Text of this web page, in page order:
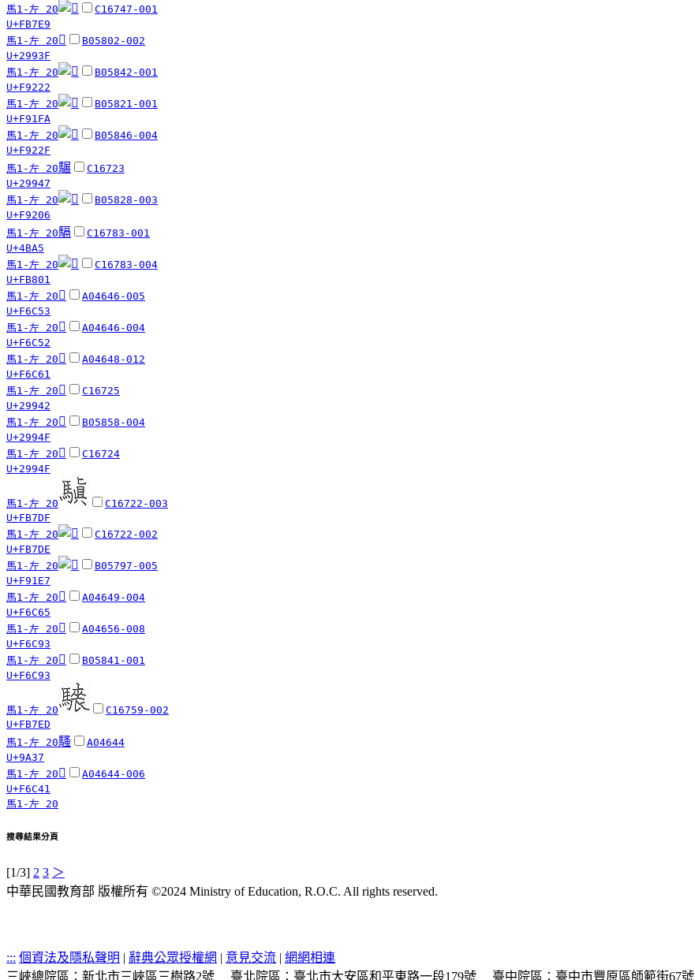
馬1-左 20
C16747-001
U+FB7E9
馬1-左 20 𩤿
B05802-002
U+2993F
馬1-左 20
B05842-001
U+F9222
馬1-左 20
B05821-001
U+F91FA
馬1-左 20
B05846-004
U+F922F
馬1-左 20𩥇
C16723
U+29947
馬1-左 20
B05828-003
U+F9206
馬1-左 20䮥
C16783-001
U+4BA5
馬1-左 20
C16783-004
U+FB801
馬1-左 20 󶱓
A04646-005
U+F6C53
馬1-左 20 󶱒
A04646-004
U+F6C52
馬1-左 20 󶱡
A04648-012
U+F6C61
馬1-左 20 𩥂
C16725
U+29942
馬1-左 20 𩥏
B05858-004
U+2994F
馬1-左 20 𩥏
C16724
U+2994F
馬1-左 20
C16722-003
U+FB7DF
馬1-左 20
C16722-002
U+FB7DE
馬1-左 20
B05797-005
U+F91E7
馬1-左 20 󶱥
A04649-004
U+F6C65
馬1-左 20 󶲓
A04656-008
U+F6C93
馬1-左 20 󶲓
B05841-001
U+F6C93
馬1-左 20
C16759-002
U+FB7ED
馬1-左 20騷
A04644
U+9A37
馬1-左 20 󶱁
A04644-006
U+F6C41
馬1-左 20
搜尋結果分頁
[1/3] 2 3 ＞
中華民國教育部 版權所有 ©2024 Ministry of Education, R.O.C. All rights reserved.
::: 個資法及隱私聲明 | 辭典公眾授權網 | 意見交流 | 網網相連
三峽總院區：新北市三峽區三樹路2號
臺北院區：臺北市大安區和平東路一段179號
臺中院區：臺中市豐原區師範街67號